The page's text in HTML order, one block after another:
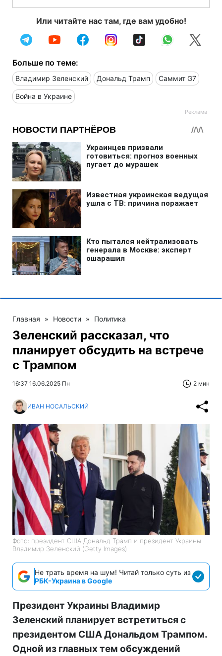
Или читайте нас там, где вам удобно!
Больше по теме:
Владимир Зеленский Дональд Трамп Саммит G7
Война в Украине
Главная » Новости » Политика
Зеленский рассказал, что
планирует обсудить на встрече
с Трампом
16:37 16.06.2025 Пн 2 мин
ИВАН НОСАЛЬСКИЙ
Фото: президент США Дональд Трамп и президент Украины
Владимир Зеленский (Getty Images)
Не трать время на шум! Читай только суть из
РБК-Украина в Google
Президент Украины Владимир
Зеленский планирует встретиться с
президентом США Дональдом Трампом.
Одной из главных тем обсуждений